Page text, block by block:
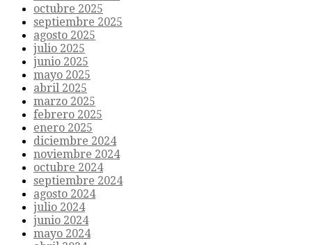
octubre 2025
septiembre 2025
agosto 2025
julio 2025
junio 2025
mayo 2025
abril 2025
marzo 2025
febrero 2025
enero 2025
diciembre 2024
noviembre 2024
octubre 2024
septiembre 2024
agosto 2024
julio 2024
junio 2024
mayo 2024